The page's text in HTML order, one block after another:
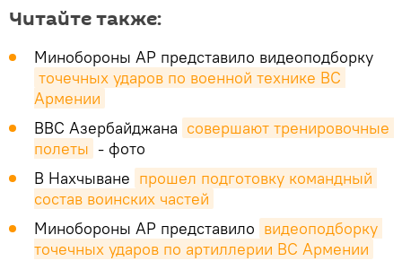
Читайте также:
Минобороны АР представило видеоподборку
точечных ударов по военной технике ВС
Армении
ВВС Азербайджана совершают тренировочные
полеты - фото
В Нахчыване прошел подготовку командный
состав воинских частей
Минобороны АР представило видеоподборку
точечных ударов по артиллерии ВС Армении